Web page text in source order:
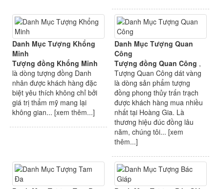
Danh Mục Tượng Khổng
Minh
Tượng đồng Khổng Minh
là dòng tượng đồng Danh
nhân được khách hàng đặc
biệt yêu thích không chỉ bởi
giá trị thẩm mỹ mang lại
không gian... [xem thêm...]
Danh Mục Tượng Quan
Công
Tượng đồng Quan Công ,
Tượng Quan Công dát vàng
là dòng sản phẩm tượng
đồng phong thủy trấn trạch
được khách hàng mua nhiều
nhất tại Hoàng Gia. Là
thương hiệu đúc đồng lâu
năm, chúng tôi... [xem
thêm...]